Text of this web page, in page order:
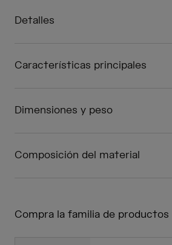
Detalles
Características principales
Dimensiones y peso
Composición del material
Compra la familia de productos